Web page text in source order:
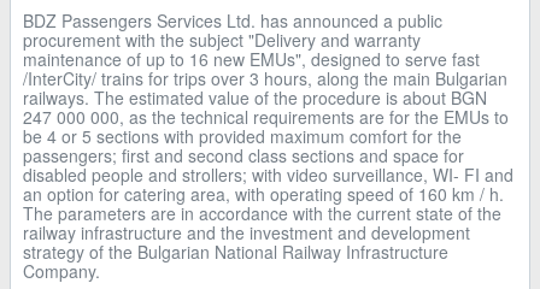
BDZ Passengers Services Ltd. has announced a public
procurement with the subject "Delivery and warranty
maintenance of up to 16 new EMUs", designed to serve fast
/InterCity/ trains for trips over 3 hours, along the main Bulgarian
railways. The estimated value of the procedure is about BGN
247 000 000, as the technical requirements are for the EMUs to
be 4 or 5 sections with provided maximum comfort for the
passengers; first and second class sections and space for
disabled people and strollers; with video surveillance, WI- FI and
an option for catering area, with operating speed of 160 km / h.
The parameters are in accordance with the current state of the
railway infrastructure and the investment and development
strategy of the Bulgarian National Railway Infrastructure
Company.